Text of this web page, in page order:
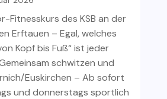
Fitnesskurs des KSB an der
Erftauen – Egal, welches
Kopf bis Fuß“ ist jeder
schwitzen und
Euskirchen – Ab sofort
und donnerstags sportlich